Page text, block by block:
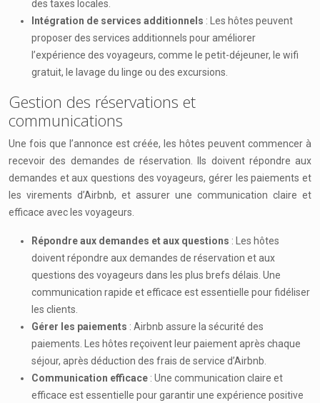
des taxes locales.
Intégration de services additionnels : Les hôtes peuvent
proposer des services additionnels pour améliorer
l’expérience des voyageurs, comme le petit-déjeuner, le wifi
gratuit, le lavage du linge ou des excursions.
Gestion des réservations et
communications
Une fois que l’annonce est créée, les hôtes peuvent commencer à
recevoir des demandes de réservation. Ils doivent répondre aux
demandes et aux questions des voyageurs, gérer les paiements et
les virements d’Airbnb, et assurer une communication claire et
efficace avec les voyageurs.
Répondre aux demandes et aux questions : Les hôtes
doivent répondre aux demandes de réservation et aux
questions des voyageurs dans les plus brefs délais. Une
communication rapide et efficace est essentielle pour fidéliser
les clients.
Gérer les paiements : Airbnb assure la sécurité des
paiements. Les hôtes reçoivent leur paiement après chaque
séjour, après déduction des frais de service d’Airbnb.
Communication efficace : Une communication claire et
efficace est essentielle pour garantir une expérience positive